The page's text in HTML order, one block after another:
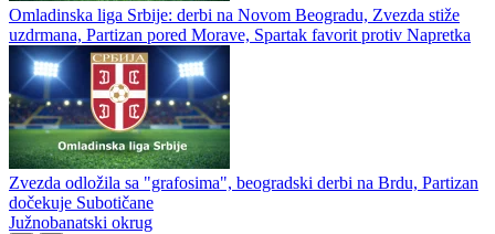
Omladinska liga Srbije: derbi na Novom Beogradu, Zvezda stiže
uzdrmana, Partizan pored Morave, Spartak favorit protiv Napretka
Zvezda odložila sa "grafosima", beogradski derbi na Brdu, Partizan
dočekuje Subotičane
Južnobanatski okrug